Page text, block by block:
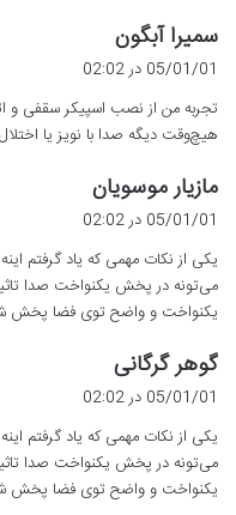
سمیرا آبگون
ف
:
05/01/01 در 02:02
تجربه من از نصب اسپیکر سقفی و
هیچ‌وقت دیگه صدا با نویز یا
مازیار موسویان
ف
:
05/01/01 در 02:02
یکی از نکات مهمی که یاد گرفتم
می‌تونه در پخش یکنواخت صدا
یکنواخت و واضح توی فضا پخش
گوهر گرگانی
ف
:
05/01/01 در 02:02
یکی از نکات مهمی که یاد گرفتم
می‌تونه در پخش یکنواخت صدا
یکنواخت و واضح توی فضا پخش